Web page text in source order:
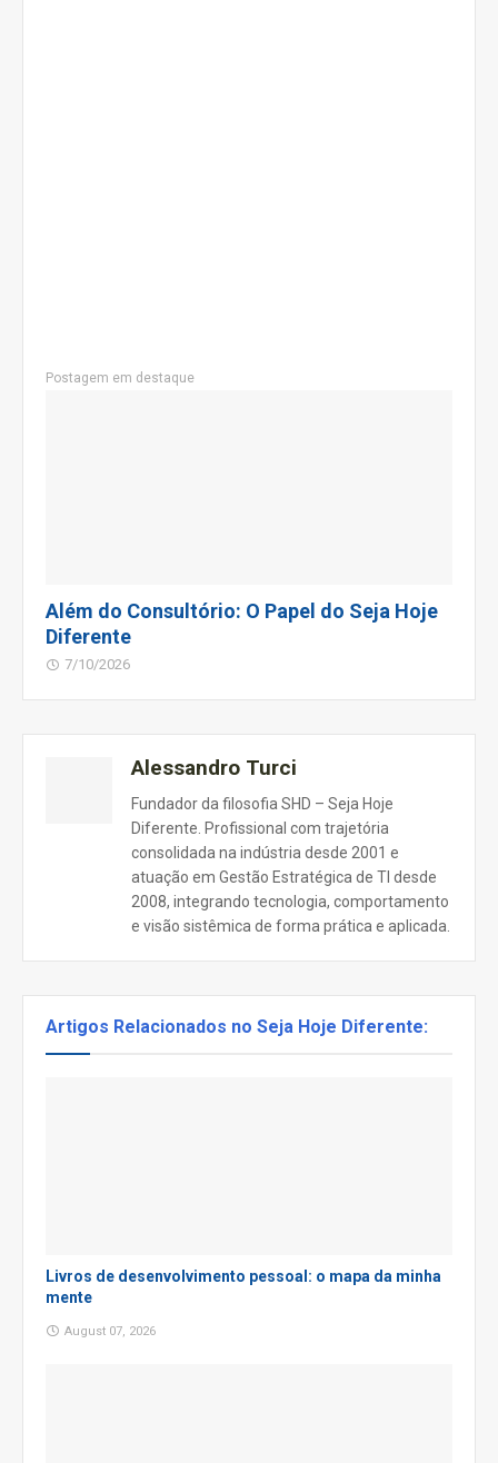
Postagem em destaque
Além do Consultório: O Papel do Seja Hoje
Diferente
7/10/2026
Alessandro Turci
Fundador da filosofia SHD – Seja Hoje
Diferente. Profissional com trajetória
consolidada na indústria desde 2001 e
atuação em Gestão Estratégica de TI desde
2008, integrando tecnologia, comportamento
e visão sistêmica de forma prática e aplicada.
Artigos Relacionados no Seja Hoje Diferente:
Livros de desenvolvimento pessoal: o mapa da minha
mente
August 07, 2026